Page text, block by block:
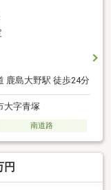
鹿島大野駅 徒歩24分
大字青塚
南道路
円